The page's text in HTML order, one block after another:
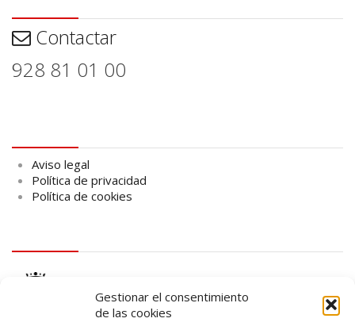
Gestionar el consentimiento
de las cookies
Contactar
928 81 01 00
Aviso legal
Política de privacidad
Política de cookies